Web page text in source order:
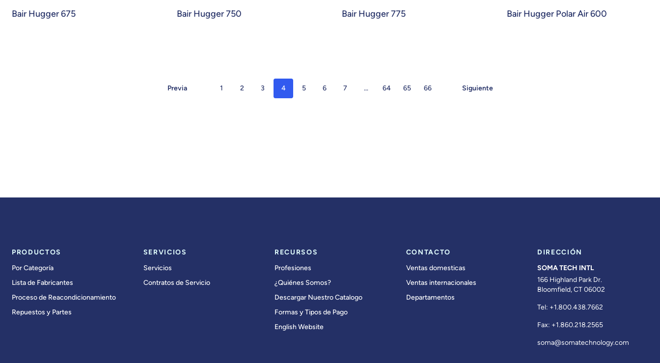
Bair Hugger 675 Bair Hugger 750 Bair Hugger 775 Bair Hugger Polar Air 600
Previa 1 2 3 4 5 6 7 … 64 65 66 Siguiente
PRODUCTOS
Por Categoría
Lista de Fabricantes
Proceso de Reacondicionamiento
Repuestos y Partes
SERVICIOS
Servicios
Contratos de Servicio
RECURSOS
Profesiones
¿Quiénes Somos?
Descargar Nuestro Catalogo
Formas y Tipos de Pago
English Website
CONTACTO
Ventas domesticas
Ventas internacionales
Departamentos
DIRECCIÓN
SOMA TECH INTL
166 Highland Park Dr.
Bloomfield, CT 06002
Tel: +1.800.438.7662
Fax: +1.860.218.2565
soma@somatechnology.com